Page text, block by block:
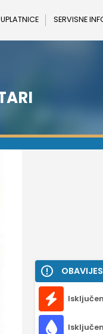
UPLATNICE SERVISNE